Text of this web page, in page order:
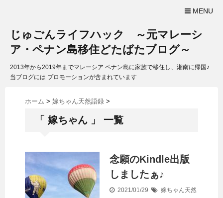
MENU
じゅごんライフハック ～元マレーシ
ア・ペナン島移住どたばたブログ～
2013年から2019年までマレーシア ペナン島に家族で移住し、湘南に帰国♪
当ブログには プロモーションが含まれています
ホーム > 嫁ちゃん天然語録 >
「 嫁ちゃん 」 一覧
念願のKindle出版
しましたぁ♪
2021/01/29
嫁ちゃん天然